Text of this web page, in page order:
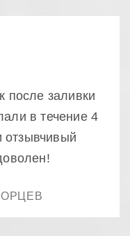
доступно и